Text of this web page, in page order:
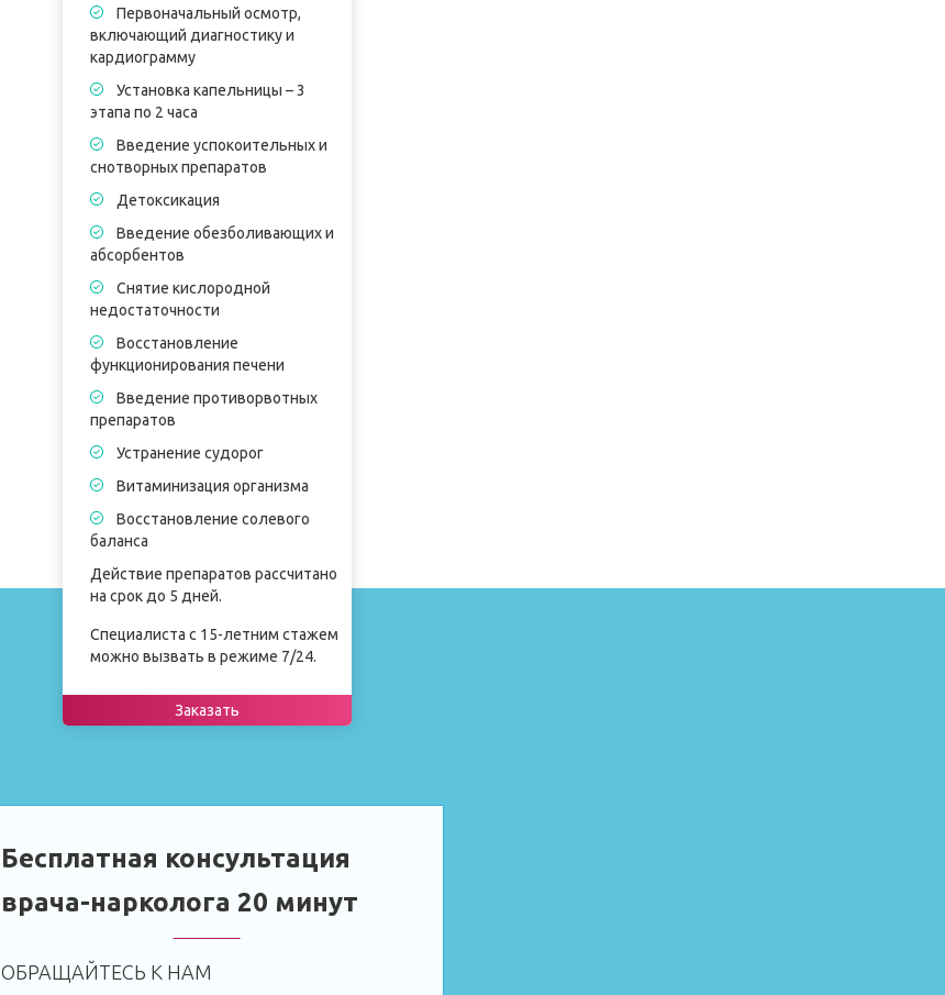
Первоначальный осмотр,
включающий диагностику и
кардиограмму
Установка капельницы – 3
этапа по 2 часа
Введение успокоительных и
снотворных препаратов
Детоксикация
Введение обезболивающих и
абсорбентов
Снятие кислородной
недостаточности
Восстановление
функционирования печени
Введение противорвотных
препаратов
Устранение судорог
Витаминизация организма
Восстановление солевого
баланса
Действие препаратов рассчитано
на срок до 5 дней.
Специалиста с 15-летним стажем
можно вызвать в режиме 7/24.
Заказать
Бесплатная консультация
врача-нарколога 20 минут
ОБРАЩАЙТЕСЬ К НАМ